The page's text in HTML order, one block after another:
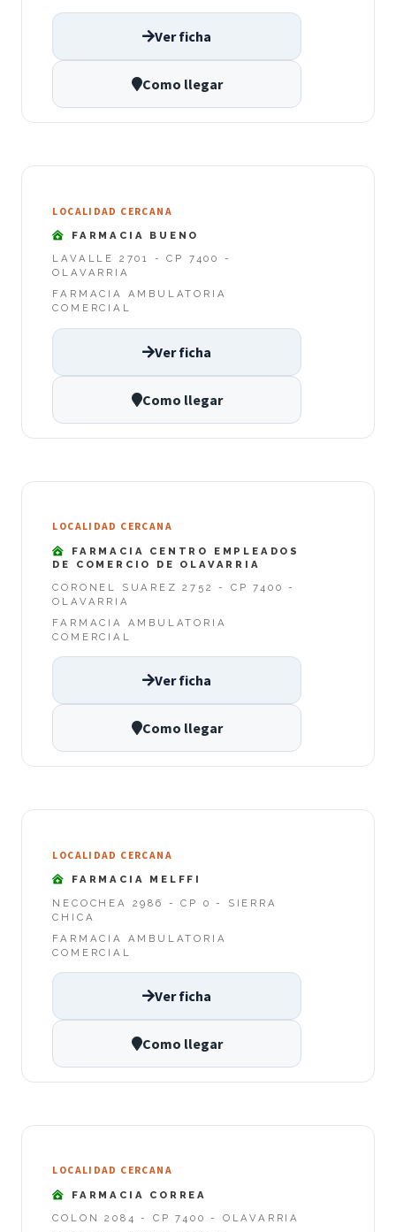
Ver ficha
Como llegar
LOCALIDAD CERCANA
FARMACIA BUENO
LAVALLE 2701 - CP 7400 -
OLAVARRIA
FARMACIA AMBULATORIA
COMERCIAL
Ver ficha
Como llegar
LOCALIDAD CERCANA
FARMACIA CENTRO EMPLEADOS
DE COMERCIO DE OLAVARRIA
CORONEL SUAREZ 2752 - CP 7400 -
OLAVARRIA
FARMACIA AMBULATORIA
COMERCIAL
Ver ficha
Como llegar
LOCALIDAD CERCANA
FARMACIA MELFFI
NECOCHEA 2986 - CP 0 - SIERRA
CHICA
FARMACIA AMBULATORIA
COMERCIAL
Ver ficha
Como llegar
LOCALIDAD CERCANA
FARMACIA CORREA
COLON 2084 - CP 7400 - OLAVARRIA